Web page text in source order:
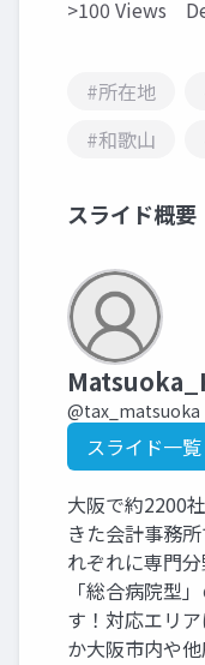
>100 Views
#所在地
#和歌山
スライド概要
@tax_matsuoka
スライド一覧
大阪で約2200
きた会計事務
れぞれに専門
「総合病院型
す！対応エリ
か大阪市内や他